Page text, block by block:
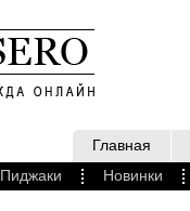
Главная
Пиджаки Новинки